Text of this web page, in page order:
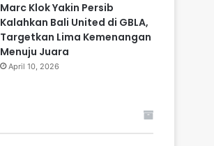
Marc Klok Yakin Persib
Kalahkan Bali United di GBLA,
Targetkan Lima Kemenangan
Menuju Juara
April 10, 2026